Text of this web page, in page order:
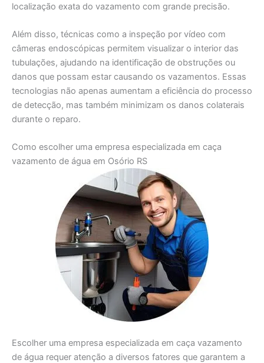
localização exata do vazamento com grande precisão.
Além disso, técnicas como a inspeção por vídeo com
câmeras endoscópicas permitem visualizar o interior das
tubulações, ajudando na identificação de obstruções ou
danos que possam estar causando os vazamentos. Essas
tecnologias não apenas aumentam a eficiência do processo
de detecção, mas também minimizam os danos colaterais
durante o reparo.
Como escolher uma empresa especializada em caça
vazamento de água em Osório RS
Escolher uma empresa especializada em caça vazamento
de água requer atenção a diversos fatores que garantem a